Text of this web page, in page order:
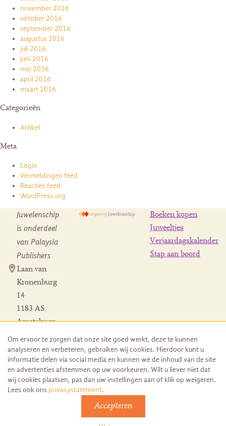
november 2016
oktober 2016
september 2016
augustus 2016
juli 2016
juni 2016
mei 2016
april 2016
maart 2016
Categorieën
Artikel
Meta
Login
Vermeldingen feed
Reacties feed
WordPress.org
Juwelenschip
is onderdeel
van Palaysia
Publishers
Laan van
Kronenburg
14
1183 AS
Amstelveen
Herroeping
bestelling
Boeken kopen
Juweeltjes
Verjaardagskalender
Stap aan boord
© 2026 Uitgeverij Juwelenschip. Duurzaam ontwikkeld door
Go2People
Om ervoor te zorgen dat onze site goed werkt, deze te kunnen
analyseren en verbeteren, gebruiken wij cookies. Hierdoor kunt u
informatie delen via social media en kunnen we de inhoud van de site
en advertenties afstemmen op uw voorkeuren. Wilt u liever niet dat
wij cookies plaatsen, pas dan uw instellingen aan of klik op weigeren.
Lees ook ons privacystatement.
Accepteren